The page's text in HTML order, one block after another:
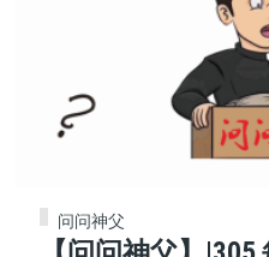
问问神父